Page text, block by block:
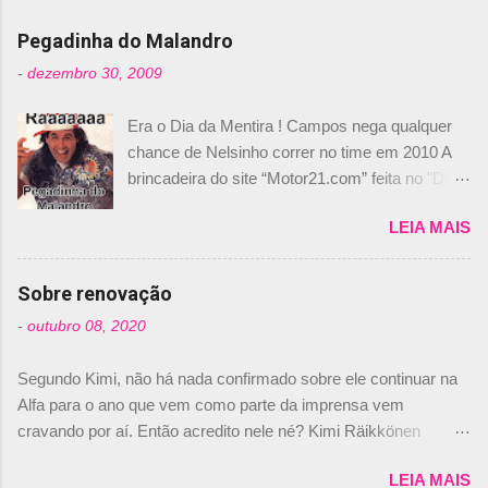
o
s
Pegadinha do Malandro
- dezembro 30, 2009
Era o Dia da Mentira ! Campos nega qualquer
chance de Nelsinho correr no time em 2010 A
brincadeira do site “Motor21.com” feita no "Día
de abril –, afirmando que Nelson Piquet havia
comprado 15% das ações da Campos, dando,
com isso, um lugar no time a Nelsinho Piquet,
foi esclarecida de uma vez por todas por
Daniele Audetto, diretor da escuderia. O
não será o companheiro de Bruno Senna em
2010. "Na verdade, nós recebemos uma oferta
de Piquet", admitiu Audetto. “Mas depois de ter
LEIA MAIS
Sobre renovação
- outubro 08, 2020
Segundo Kimi, não há nada confirmado sobre ele continuar na
Alfa para o ano que vem como parte da imprensa vem
cravando por aí. Então acredito nele né? Kimi Räikkönen
truth but I’ve never had an option in my contract so that’sLEIA MAIS